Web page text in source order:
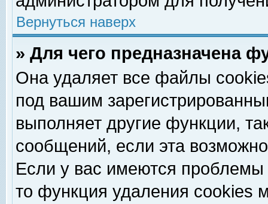
Вернуться наверх
» Для чего предназначена
Она удаляет все файлы
под вашим
выполняет другие функции,
сообщений, если эта
Если у вас имеются
то функция удаления cookies